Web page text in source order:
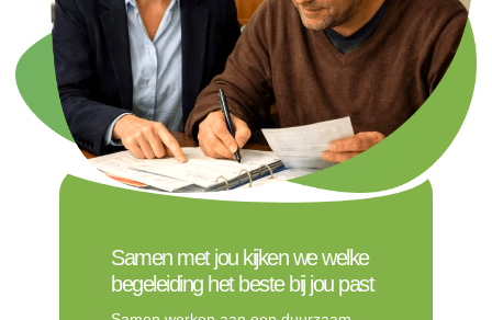
Samen met jou kijken we welke
begeleiding het beste bij jou past